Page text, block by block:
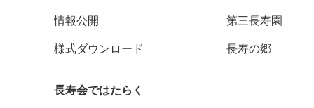
情報公開
様式ダウンロード
第三長寿園
長寿の郷
長寿会ではたらく